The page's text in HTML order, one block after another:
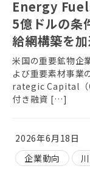
Energy
5億ドルの条
給網構築を
米国の重要鉱物企
よび重要素材事業
rategic Capital（
付き融資 […]
2026年6月18日
企業動向